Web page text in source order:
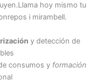
hoy mismo tu
i mirambell.
y detección de
consumos y formación